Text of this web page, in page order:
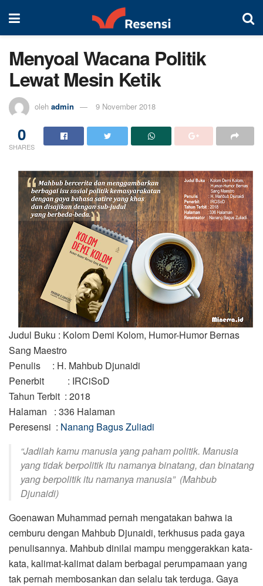
Menyoal Wacana Politik
Lewat Mesin Ketik
oleh admin 9 November 2018
0
SHARES
Judul Buku : Kolom Demi Kolom, Humor-Humor Bernas
Sang Maestro
Penulis
: H. Mahbub Djunaidi
Penerbit
: IRCiSoD
Tahun Terbit : 2018
Halaman
: 336 Halaman
Peresensi : Nanang Bagus Zuliadi
“Jadilah kamu manusia yang paham politik. Manusia
yang tidak berpolitik itu namanya binatang, dan binatang
yang berpolitik itu namanya manusia” (Mahbub
Djunaidi)
Goenawan Muhammad pernah mengatakan bahwa ia
cemburu dengan Mahbub Djunaidi, terkhusus pada gaya
penulisannya. Mahbub dinilai mampu menggerakkan kata-
kata, kalimat-kalimat dalam berbagai perumpamaan yang
tak pernah membosankan dan selalu tak terduga. Gaya